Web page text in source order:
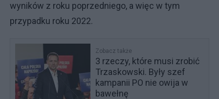
wyników z roku poprzedniego, a więc w tym
przypadku roku 2022.
Zobacz także
3 rzeczy, które musi zrobić
Trzaskowski. Były szef
kampanii PO nie owija w
bawełnę